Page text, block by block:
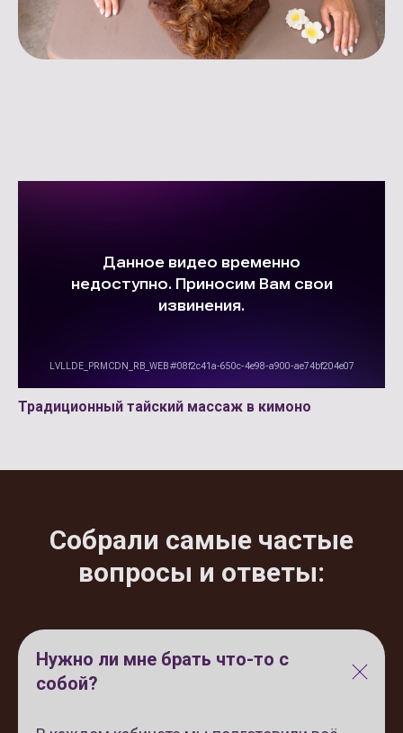
Традиционный тайский массаж в кимоно
Собрали самые частые
вопросы и ответы:
Нужно ли мне брать что-то с
собой?